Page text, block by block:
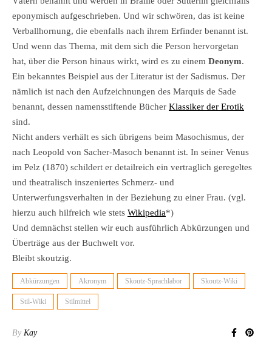
eponymisch aufgeschrieben. Und wir schwören, das ist keine
Verballhornung, die ebenfalls nach ihrem Erfinder benannt ist.
Und wenn das Thema, mit dem sich die Person hervorgetan
hat, über die Person hinaus wirkt, wird es zu einem Deonym.
Ein bekanntes Beispiel aus der Literatur ist der Sadismus. Der
nämlich ist nach den Aufzeichnungen des Marquis de Sade
benannt, dessen namensstiftende Bücher Klassiker der Erotik
sind.
Nicht anders verhält es sich übrigens beim Masochismus, der
nach Leopold von Sacher-Masoch benannt ist. In seiner Venus
im Pelz (1870) schildert er detailreich ein vertraglich geregeltes
und theatralisch inszeniertes Schmerz- und
Unterwerfungsverhalten in der Beziehung zu einer Frau. (vgl.
hierzu auch hilfreich wie stets Wikipedia*)
Und demnächst stellen wir euch ausführlich Abkürzungen und
Überträge aus der Buchwelt vor.
Bleibt skoutzig.
Abkürzungen Akronym Skoutz-Sprachlabor Skoutz-Wiki
Stil-Wiki Stilmittel
By Kay